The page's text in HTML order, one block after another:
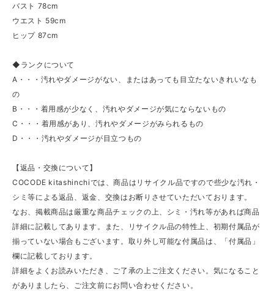
バスト 78cm
ウエスト 59cm
ヒップ 87cm
◆ランクについて
A・・・汚れやダメージがない、またはあっても目立たないきれいなも
の
B・・・着用感が少なく、汚れやダメージが気にならないもの
C・・・着用感があり、汚れやダメージがみられるもの
D・・・汚れやダメージが目立つもの
【返品・交換について】
COCODE kitashinchiでは、商品はリサイクル品ですので些少な汚れ・
シミ等による返品、返金、交換はお断りさせていただいております。
なお、掲載商品は厳重な商品チェックの上、シミ・汚れ等があれば商品
詳細に記載してあります。また、リサイクル品の特性上、初期付属品が
揃っていない場合もございます。取り外し可能な付属品は、「付属品」
欄に記載しております。
詳細をよくお読みいただき、ご了承の上ご注文ください。気になること
がありましたら、ご注文前にお問い合わせください。